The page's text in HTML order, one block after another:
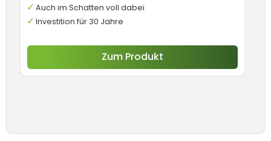
Auch im Schatten voll dabei
Investition für 30 Jahre
Zum Produkt